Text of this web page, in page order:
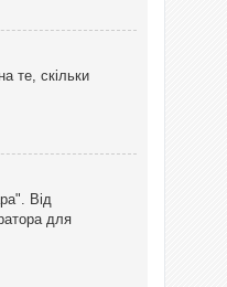
те, скільки
Від
для